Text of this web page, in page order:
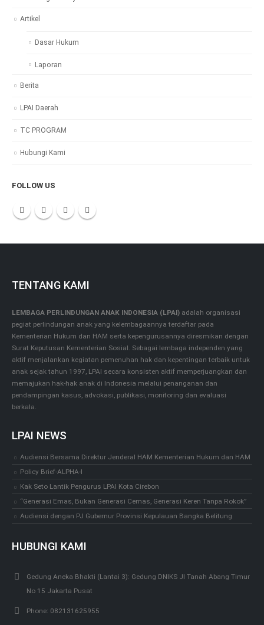
Artikel
Dasar Hukum
Laporan
Berita
LPAI Daerah
TC PROGRAM
Hubungi Kami
FOLLOW US
TENTANG KAMI
LEMBAGA PERLINDUNGAN ANAK INDONESIA (LPAI) adalah organisasi
pegiat perlindungan anak yang kelembagaannya terdaftar pada
Kementerian Hukum dan HAM serta kepengurusannya diresmikan dengan
Surat Keputusan Kementerian Sosial. Sebagai lembaga independen yang
aktif menjalankan kegiatan pemenuhan hak dan kepentingan terbaik untuk
anak sejak tahun 1997, LPAI secara konsisten aktif memperjuangkan dan
memajukan hak-hak anak di Indonesia melalui penanganan dan
pendampingan kasus, advokasi, publikasi, monitoring dan evaluasi
berkala.
LPAI NEWS
Audiensi Bersama Direktur Jenderal HAM Kementerian Hukum dan HAM
Policy Brief-ALPHA-I
Kak Seto Lantik Pengurus LPAI Kota Cirebon
“Generasi Emas, Bukan Generasi Cemas, Generasi Keren Tanpa Rokok”
Audiensi dengan PJ Gubernur Provinsi Kepulauan Bangka Belitung
HUBUNGI KAMI
Gedung Aneka Bhakti (Lantai 3): Gedung DNIKS Jl Tanah Abang Timur
No 15 Jakarta Pusat
Phone: 082131625955